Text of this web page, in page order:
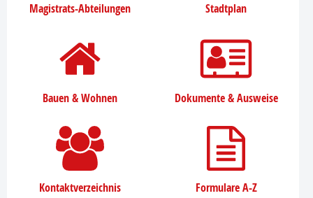
Magistrats-Abteilungen Stadtplan
Bauen & Wohnen Dokumente & Ausweise
Kontaktverzeichnis Formulare A-Z